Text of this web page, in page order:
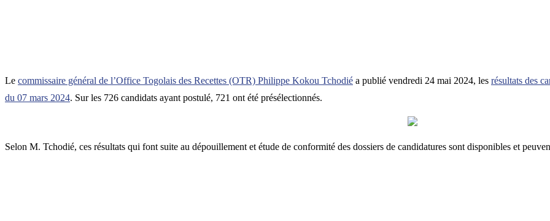
Le commissaire général de l’Office Togolais des Recettes (OTR) Philippe Kokou Tchodié a publié vendredi 24 mai 2024, les résultats des
du 07 mars 2024. Sur les 726 candidats ayant postulé, 721 ont été présélectionnés.
Selon M. Tchodié, ces résultats qui font suite au dépouillement et étude de conformité des dossiers de candidatures sont disponibles et